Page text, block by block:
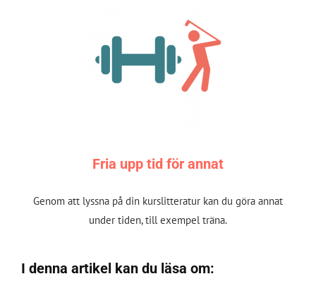
Fria upp tid för annat
Genom att lyssna på din kurslitteratur kan du göra annat
under tiden, till exempel träna.
I denna artikel kan du läsa om: